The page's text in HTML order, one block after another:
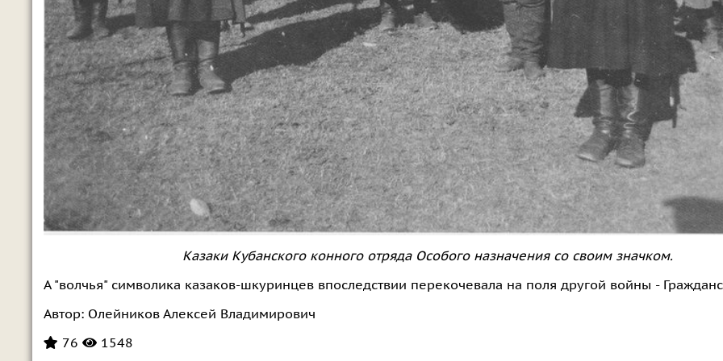
Казаки Кубанского конного отряда Особого назначения со своим значком.
А "волчья" символика казаков-шкуринцев впоследствии перекочевала на поля другой войны -
Автор:Олейников Алексей Владимирович
76
1548